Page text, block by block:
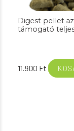
Digest pellet
támogató
11.900 Ft